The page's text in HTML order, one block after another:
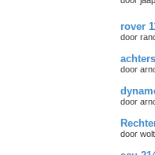
rover
door
door
door
door